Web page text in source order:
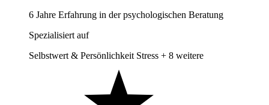
6 Jahre Erfahrung in der psychologischen Beratung
Spezialisiert auf
Selbstwert & Persönlichkeit Stress + 8 weitere